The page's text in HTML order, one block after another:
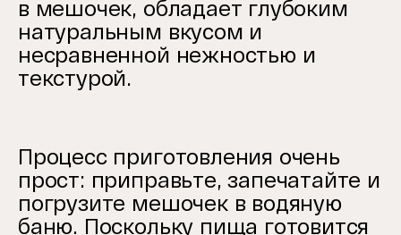
в мешочек, обладает глубоким
натуральным вкусом и
несравненной нежностью и
текстурой.
Процесс приготовления очень
прост: приправьте, запечатайте и
погрузите мешочек в водяную
баню. Поскольку пища готовится